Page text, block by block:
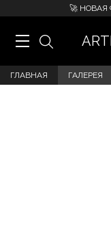
🚀 НОВАЯ
ГЛАВНАЯ ГАЛЕРЕЯ